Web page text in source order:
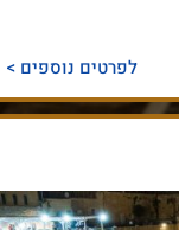
לפרטים נוספים >